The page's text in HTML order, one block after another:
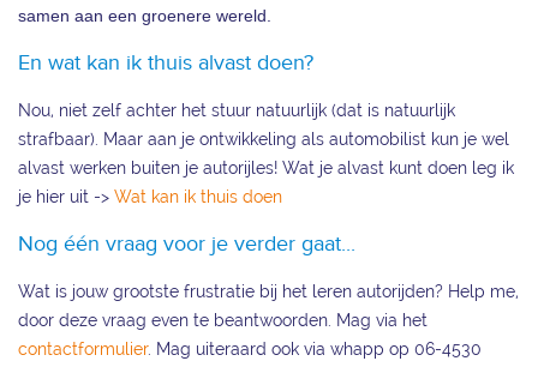
samen aan een groenere wereld.
En wat kan ik thuis alvast doen?
Nou, niet zelf achter het stuur natuurlijk (dat is natuurlijk
strafbaar). Maar aan je ontwikkeling als automobilist kun je wel
alvast werken buiten je autorijles! Wat je alvast kunt doen leg ik
je hier uit -> Wat kan ik thuis doen
Nog één vraag voor je verder gaat...
Wat is jouw grootste frustratie bij het leren autorijden? Help me,
door deze vraag even te beantwoorden. Mag via het
contactformulier. Mag uiteraard ook via whapp op 06-4530